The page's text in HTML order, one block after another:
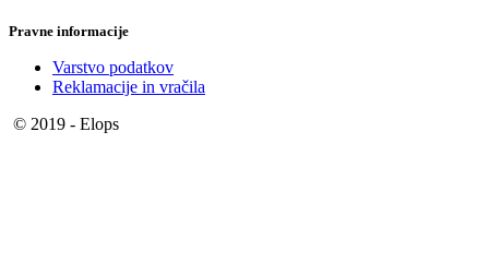
Pravne informacije
Varstvo podatkov
Reklamacije in vračila
© 2019 - Elops